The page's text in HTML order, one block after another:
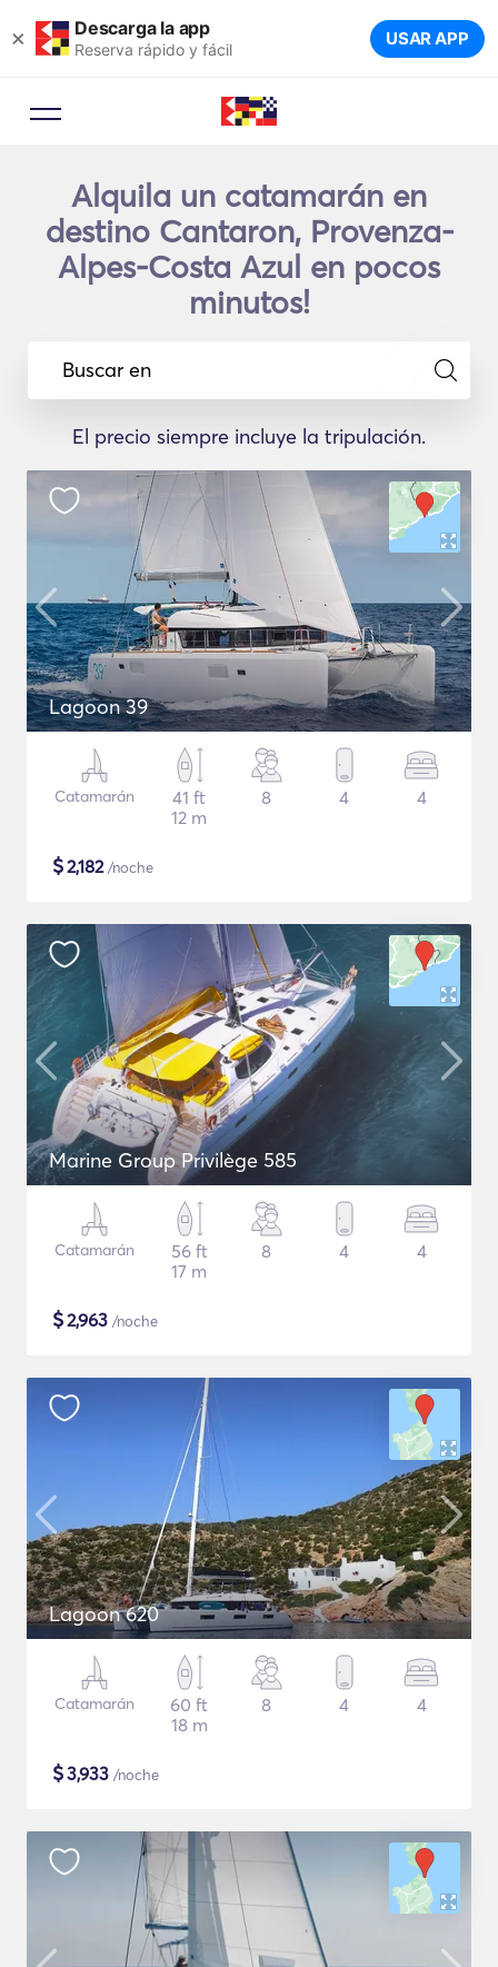
× Descarga la app
Reserva rápido y fácil USAR APP
Alquila un catamarán en
destino Cantaron, Provenza-
Alpes-Costa Azul en pocos
minutos!
Buscar en
El precio siempre incluye la tripulación.
Lagoon 39
Catamarán
41 ft
12 m
8 4 4
$2,182/noche
Marine Group Privilège 585
Catamarán
56 ft
17 m
8 4 4
$2,963 /noche
Lagoon 620
Catamarán
60 ft
18 m
8 4 4
$3,933 /noche